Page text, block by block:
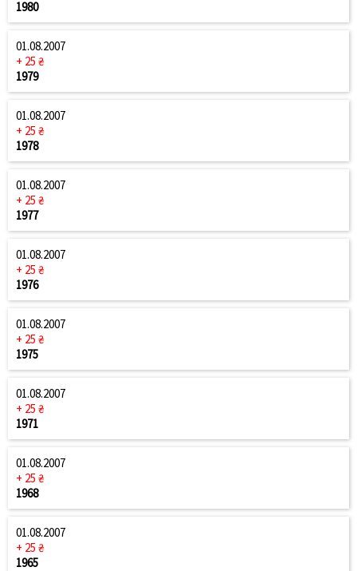
1980
01.08.2007
+ 25 ₴
1979
01.08.2007
+ 25 ₴
1978
01.08.2007
+ 25 ₴
1977
01.08.2007
+ 25 ₴
1976
01.08.2007
+ 25 ₴
1975
01.08.2007
+ 25 ₴
1971
01.08.2007
+ 25 ₴
1968
01.08.2007
+ 25 ₴
1965